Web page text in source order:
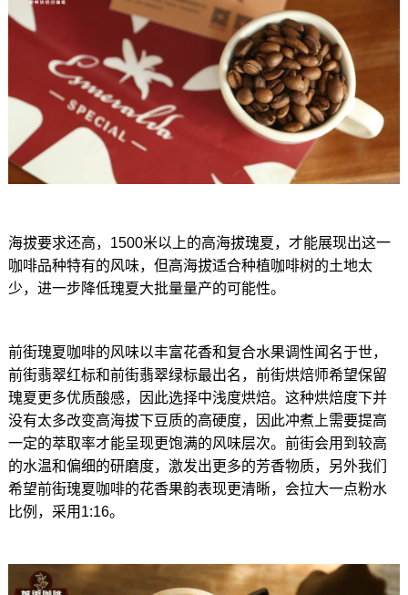
海拔要求还高，1500米以上的高海拔瑰夏，才能展现出这一
咖啡品种特有的风味，但高海拔适合种植咖啡树的土地太
少，进一步降低瑰夏大批量量产的可能性。
前街瑰夏咖啡的风味以丰富花香和复合水果调性闻名于世，
前街翡翠红标和前街翡翠绿标最出名，前街烘焙师希望保留
瑰夏更多优质酸感，因此选择中浅度烘焙。这种烘焙度下并
没有太多改变高海拔下豆质的高硬度，因此冲煮上需要提高
一定的萃取率才能呈现更饱满的风味层次。前街会用到较高
的水温和偏细的研磨度，激发出更多的芳香物质，另外我们
希望前街瑰夏咖啡的花香果韵表现更清晰，会拉大一点粉水
比例，采用1:16。